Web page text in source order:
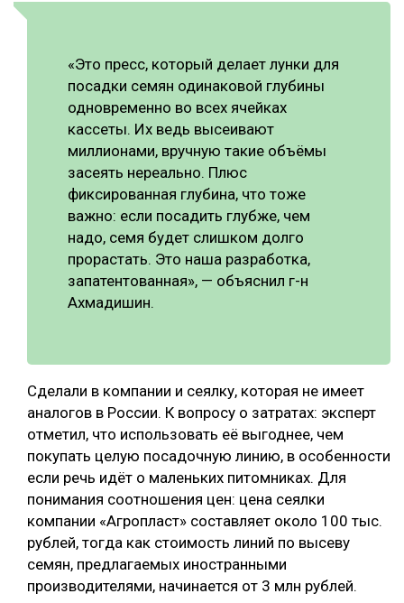
«Это пресс, который делает лунки для
посадки семян одинаковой глубины
одновременно во всех ячейках
кассеты. Их ведь высеивают
миллионами, вручную такие объёмы
засеять нереально. Плюс
фиксированная глубина, что тоже
важно: если посадить глубже, чем
надо, семя будет слишком долго
прорастать. Это наша разработка,
запатентованная», — объяснил г-н
Ахмадишин.
Сделали в компании и сеялку, которая не имеет
аналогов в России. К вопросу о затратах: эксперт
отметил, что использовать её выгоднее, чем
покупать целую посадочную линию, в особенности
если речь идёт о маленьких питомниках. Для
понимания соотношения цен: цена сеялки
компании «Агропласт» составляет около 100 тыс.
рублей, тогда как стоимость линий по высеву
семян, предлагаемых иностранными
производителями, начинается от 3 млн рублей.